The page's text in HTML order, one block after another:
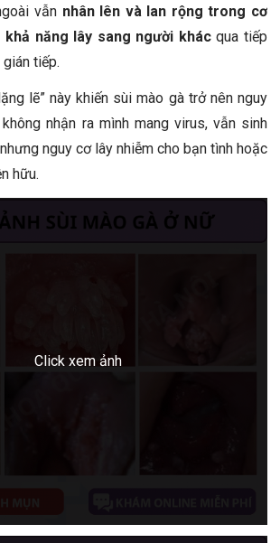
vẫn nhân lên và lan rộng trong cơ
khả năng lây sang người khácqua tiếp
tiếp.
lẽ” này khiến sùi mào gà trở nên nguy
nhận ra mình mang virus, vẫn sinh
nguy cơ lây nhiễm cho bạn tình hoặc
hữu.